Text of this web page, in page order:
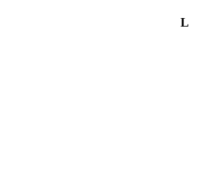
Llunes